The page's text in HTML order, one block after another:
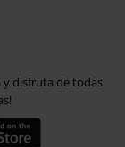
y disfruta de todas